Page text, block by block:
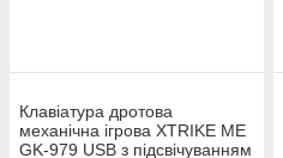
Клавіатура дротова
механічна ігрова XTRIKE ME
GK-979 USB з підсвічуванням